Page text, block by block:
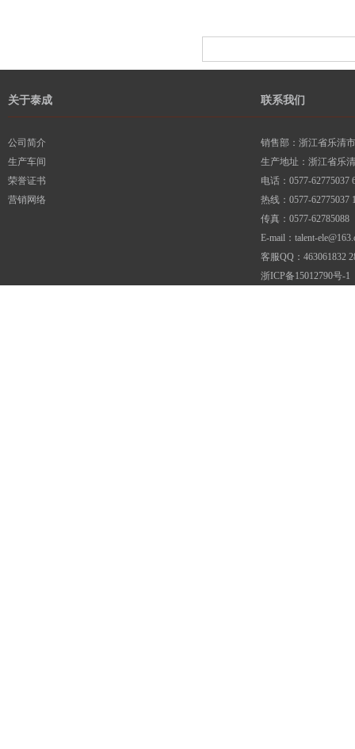
关于泰成 联系我们
公司简介
生产车间
荣誉证书
营销网络
销售部：浙江省乐清
生产地址：浙江省乐
电话：0577-62775037
热线：0577-62775037
传真：0577-62785088
E-mail：talent-
客服QQ：463061832
浙ICP备15012790号-1